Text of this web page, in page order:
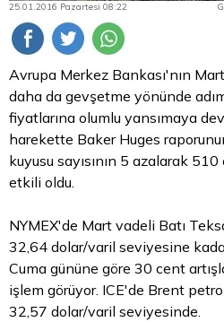
25.01.2016 Pazartesi 08:22
Avrupa Merkez Bankası'nın
daha da gevşetme yönünde
fiyatlarına olumlu yansımaya
harekette Baker Huges
kuyusu sayısının 5 azalarak
etkili oldu.
NYMEX'de Mart vadeli Batı
32,64 dolar/varil seviyesine
Cuma gününe göre 30 cent
işlem görüyor. ICE'de Brent
32,57 dolar/varil seviyesinde.